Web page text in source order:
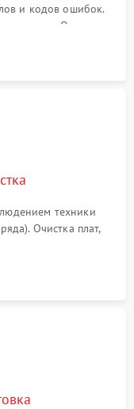
и кодов ошибок.
Оценка
питания без
техники
Очистка плат,
и замыканий.